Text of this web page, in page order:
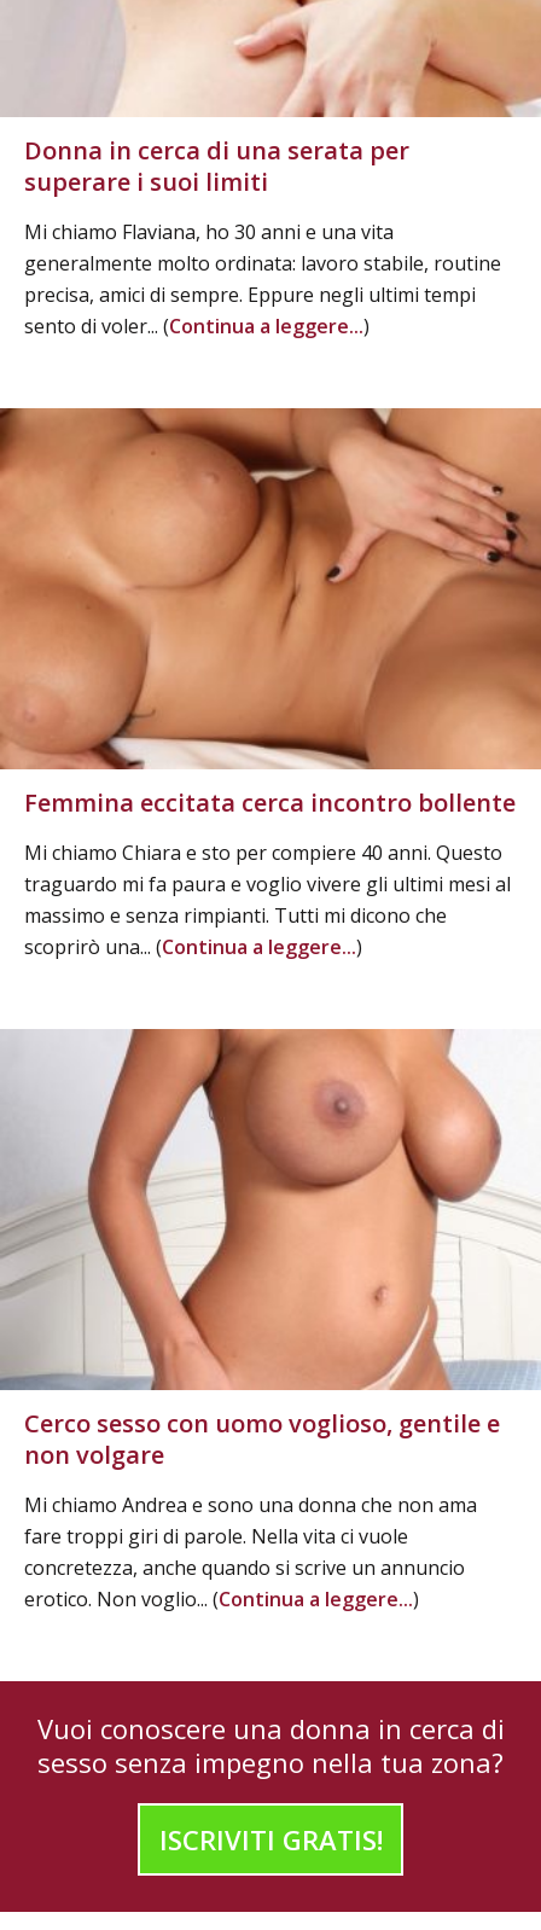
Donna in cerca di una serata per
superare i suoi limiti
Mi chiamo Flaviana, ho 30 anni e una vita
generalmente molto ordinata: lavoro stabile, routine
precisa, amici di sempre. Eppure negli ultimi tempi
sento di voler... (Continua a leggere...)
Femmina eccitata cerca incontro bollente
Mi chiamo Chiara e sto per compiere 40 anni. Questo
traguardo mi fa paura e voglio vivere gli ultimi mesi al
massimo e senza rimpianti. Tutti mi dicono che
scoprirò una... (Continua a leggere...)
Cerco sesso con uomo voglioso, gentile e
non volgare
Mi chiamo Andrea e sono una donna che non ama
fare troppi giri di parole. Nella vita ci vuole
concretezza, anche quando si scrive un annuncio
erotico. Non voglio... (Continua a leggere...)
Vuoi conoscere una donna in cerca di
sesso senza impegno nella tua zona?
ISCRIVITI GRATIS!